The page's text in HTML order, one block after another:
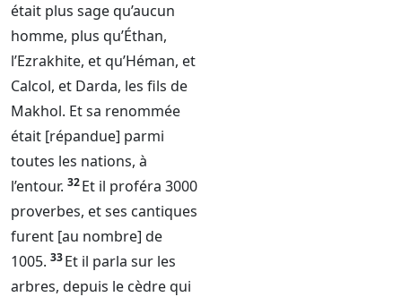
était plus sage qu’aucun
homme, plus qu’Éthan,
l’Ezrakhite, et qu’Héman, et
Calcol, et Darda, les fils de
Makhol. Et sa renommée
était [répandue] parmi
toutes les nations, à
l’entour. 32Et il proféra 3000
proverbes, et ses cantiques
furent [au nombre] de
1005. 33Et il parla sur les
arbres, depuis le cèdre qui